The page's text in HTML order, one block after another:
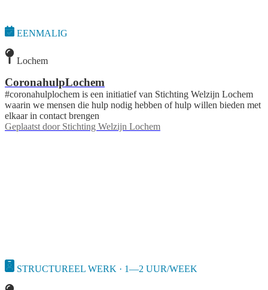
EENMALIG
Lochem
CoronahulpLochem
#coronahulplochem is een initiatief van Stichting Welzijn Lochem
waarin we mensen die hulp nodig hebben of hulp willen bieden met
elkaar in contact brengen
Geplaatst door Stichting Welzijn Lochem
STRUCTUREEL WERK · 1—2 UUR/WEEK